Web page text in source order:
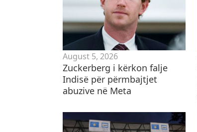
August 5, 2026
Zuckerberg i kërkon falje
Indisë për përmbajtjet
abuzive në Meta